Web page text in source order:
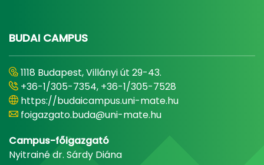
BUDAI CAMPUS
1118 Budapest, Villányi út 29-43.
+36-1/305-7354, +36-1/305-7528
https://budaicampus.uni-mate.hu
foigazgato.buda@uni-mate.hu
Campus-főigazgató
Nyitrainé dr. Sárdy Diána